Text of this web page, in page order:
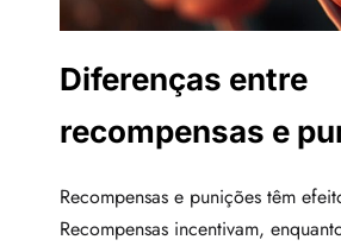
Diferenças entre
recompensas e
Recompensas e punições têm
Recompensas incentivam,